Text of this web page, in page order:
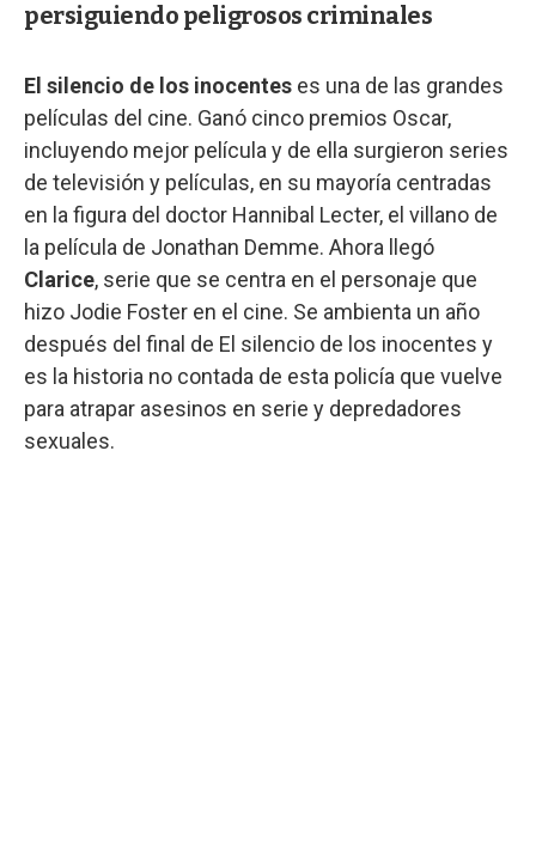
persiguiendo peligrosos criminales
El silencio de los inocentes es una de las grandes
películas del cine. Ganó cinco premios Oscar,
incluyendo mejor película y de ella surgieron series
de televisión y películas, en su mayoría centradas
en la figura del doctor Hannibal Lecter, el villano de
la película de Jonathan Demme. Ahora llegó
Clarice, serie que se centra en el personaje que
hizo Jodie Foster en el cine. Se ambienta un año
después del final de El silencio de los inocentes y
es la historia no contada de esta policía que vuelve
para atrapar asesinos en serie y depredadores
sexuales.